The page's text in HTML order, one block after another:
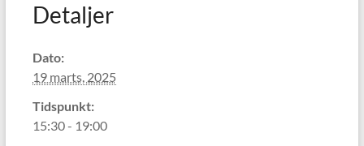
Detaljer
Dato:
19 marts, 2025
Tidspunkt:
15:30 - 19:00